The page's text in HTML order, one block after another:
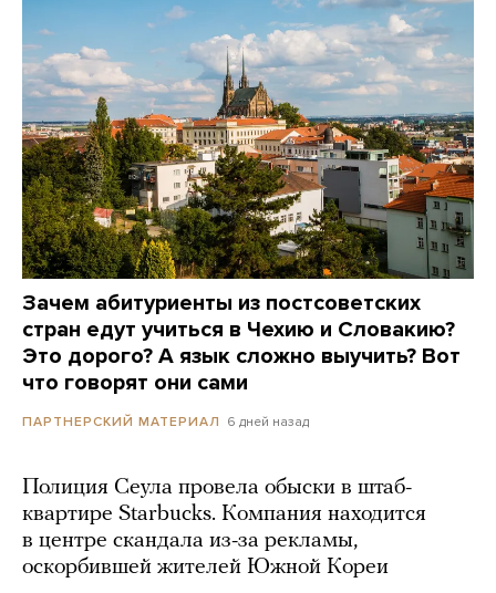
Зачем абитуриенты из постсоветских
стран едут учиться в Чехию и Словакию?
Это дорого? А язык сложно выучить? Вот
что говорят они сами
ПАРТНЕРСКИЙ МАТЕРИАЛ 6 дней назад
Полиция Сеула провела обыски в штаб-
квартире Starbucks. Компания находится
в центре скандала из-за рекламы,
оскорбившей жителей Южной Кореи